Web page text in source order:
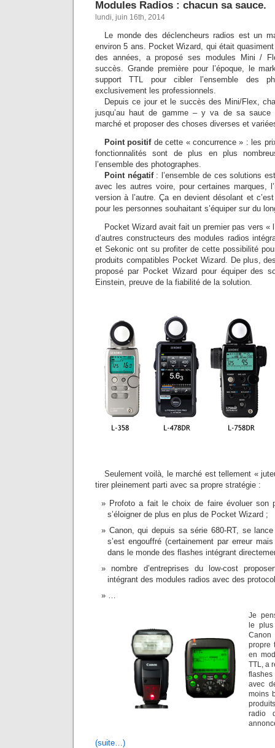
Modules Radios : chacun sa sauce.
lundi, juin 16th, 2014
Le monde des déclencheurs radios est un
environ 5 ans. Pocket Wizard, qui était
des années, a proposé ses modules Mini /
succès. Grande première pour l’époque, le
support TTL pour cibler l’ensemble des
exclusivement les professionnels.
Depuis ce jour et le succès des Mini/Flex,
jusqu’au haut de gamme – y va de sa sauce
marché et proposer des choses diverses et
Point positifde cette « concurrence » : les
fonctionnalités sont de plus en plus
l’ensemble des photographes.
Point négatif: l’ensemble de ces solutions
avec les autres voire, pour certaines marques,
version à l’autre. Ça en devient désolant et
pour les personnes souhaitant s’équiper sur du
Pocket Wizard avait fait un premier pas vers «
d’autres constructeurs des modules radios
et Sekonic ont su profiter de cette possibilité
produits compatibles Pocket Wizard. De plus,
proposé par Pocket Wizard pour équiper des
Einstein, preuve de la fiabilité de la solution.
Seulement voilà, le marché est tellement «
tirer pleinement parti avec sa propre stratégie :
Profoto a fait le choix de faire évoluer son
s’éloigner de plus en plus de Pocket Wizard ;
Canon, qui depuis sa série 680-RT, se
s’est engouffré (certainement par erreur
dans le monde des flashes intégrant
nombre d’entreprises du low-cost
intégrant des modules radios avec des
…
Je
le
propre
en
TTL, a
avec
moins
radio
(suite…)